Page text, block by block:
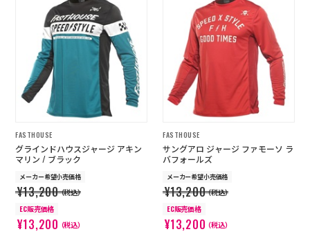
FASTHOUSE
グラインドハウスジャージ アキン
マリン / ブラック
メーカー希望小売価格
¥13,200（税込）
EC販売価格
¥13,200（税込）
FASTHOUSE
サングアロ ジャージ ファモーソ ラ
バフォールズ
メーカー希望小売価格
¥13,200（税込）
EC販売価格
¥13,200（税込）